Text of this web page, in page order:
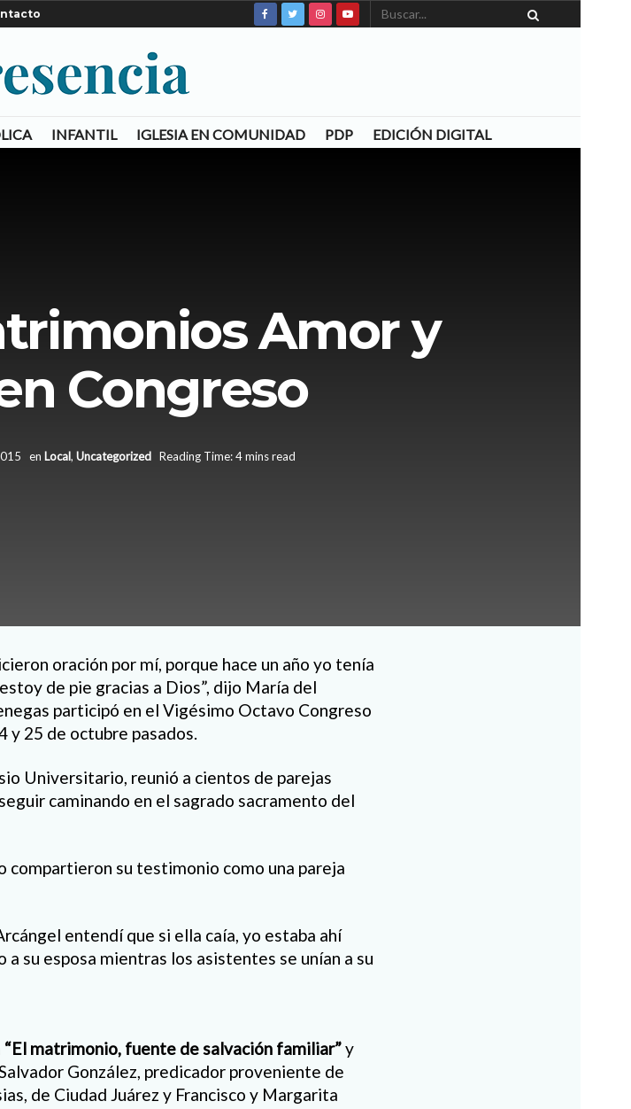
INFANTIL IGLESIA EN COMUNIDAD PDP EDICIÓN DIGITAL
Amor y
Congreso
en Local, Uncategorized Reading Time: 4 mins read
oración por mí, porque hace un año yo tenía
de pie gracias a Dios”, dijo María del
participó en el Vigésimo Octavo Congreso
y 25 de octubre pasados.
Universitario, reunió a cientos de parejas
caminando en el sagrado sacramento del
compartieron su testimonio como una pareja
entendí que si ella caía, yo estaba ahí
a su esposa mientras los asistentes se unían a su
“El matrimonio, fuente de salvación familiar”y
González, predicador proveniente de
de Ciudad Juárez y Francisco y Margarita